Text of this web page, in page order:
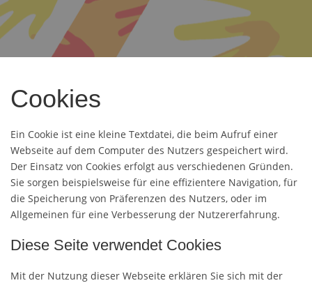
Cookies
Ein Cookie ist eine kleine Textdatei, die beim Aufruf einer
Webseite auf dem Computer des Nutzers gespeichert wird.
Der Einsatz von Cookies erfolgt aus verschiedenen Gründen.
Sie sorgen beispielsweise für eine effizientere Navigation, für
die Speicherung von Präferenzen des Nutzers, oder im
Allgemeinen für eine Verbesserung der Nutzererfahrung.
Diese Seite verwendet Cookies
Mit der Nutzung dieser Webseite erklären Sie sich mit der